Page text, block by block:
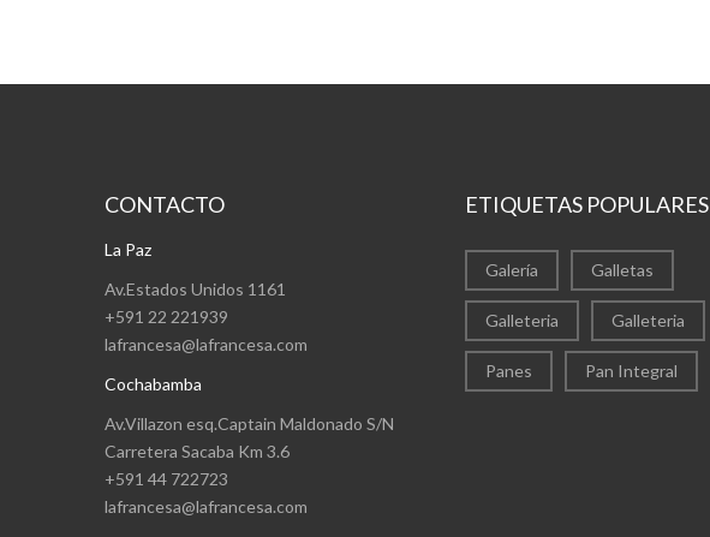
CONTACTO
La Paz
Av.Estados Unidos 1161
+591 22 221939
lafrancesa@lafrancesa.com
Cochabamba
Av.Villazon esq.Captain Maldonado S/N
Carretera Sacaba Km 3.6
+591 44 722723
lafrancesa@lafrancesa.com
ETIQUETAS POPULARES
Galería Galletas
Galleteria Galleteria
Panes Pan Integral